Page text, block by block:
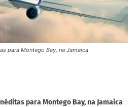
para Montego Bay, na Jamaica
para Montego Bay, na Jamaica